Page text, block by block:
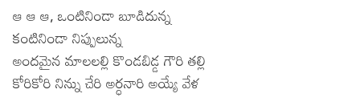
ఆ ఆ ఆ, ఒంటినిండా బూడిదున్న
కంటినిండా నిప్పులున్న
అందమైన మాలలల్లి కొండబిడ్డ గౌరి తల్లి
కోరికోరి నిన్ను చేరి అర్ధనారి అయ్యే వేళ